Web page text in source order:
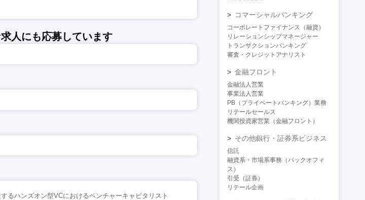
人にも応募しています
るハンズオン型VCにおけるベンチャーキャピタリスト
コマーシャルバンキング
コーポレートファイナンス（融資）
リレーションシップマネージャー
トランザクションバンキング
審査・クレジットアナリスト
金融フロント
金融法人営業
事業法人営業
PB（プライベートバンキング）業務
リテールセールス
機関投資家営業（金融フロント）
その他銀行・証券系ビジネス
信託
融資系・市場系事務（バックオフィ
ス）
引受（証券）
リテール企画